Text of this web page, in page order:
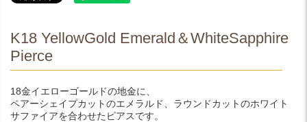
K18 YellowGold Emerald＆WhiteSapphire
Pierce
18金イエローゴールドの地金に、
ペアーシェイプカットのエメラルド、ラウンドカットのホワイト
サファイアを合わせたピアスです。